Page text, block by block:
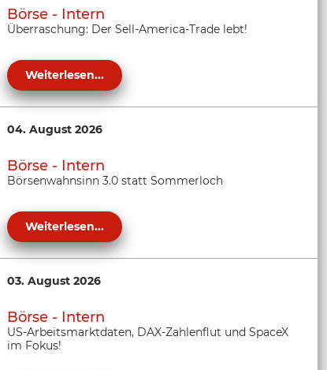
Börse - Intern
Überraschung: Der Sell-America-Trade lebt!
Weiterlesen...
04. August 2026
Börse - Intern
Börsenwahnsinn 3.0 statt Sommerloch
Weiterlesen...
03. August 2026
Börse - Intern
US-Arbeitsmarktdaten, DAX-Zahlenflut und SpaceX
im Fokus!